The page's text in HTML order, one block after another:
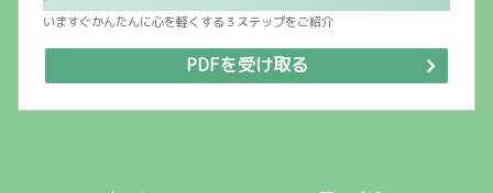
いますぐかんたんに心を軽くする３ステップをご紹介
PDFを受け取る